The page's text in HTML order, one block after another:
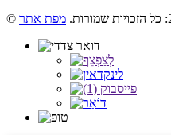
מפת אתר